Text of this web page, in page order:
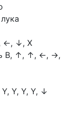
←, ↓, X
В, ↑, ↑, ←, →,
Y, Y, Y, ↓